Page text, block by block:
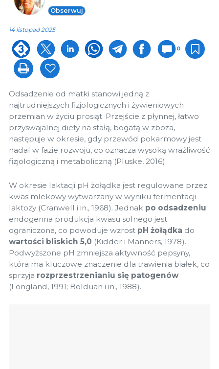
Obserwuj
14 listopad 2025
0
Odsadzenie od matki stanowi jedną z
najtrudniejszych fizjologicznych i żywieniowych
przemian w życiu prosiąt. Przejście z płynnej, łatwo
przyswajalnej diety na stałą, bogatą w zboża,
następuje w okresie, gdy przewód pokarmowy jest
nadal w fazie rozwoju, co oznacza wysoką wrażliwość
fizjologiczną i metaboliczną (Pluske, 2016).
W okresie laktacji pH żołądka jest regulowane przez
kwas mlekowy wytwarzany w wyniku fermentacji
laktozy (Cranwell i in., 1968). Jednak po odsadzeniu
endogenna produkcja kwasu solnego jest
ograniczona, co powoduje wzrost pH żołądka do
wartości bliskich 5,0 (Kidder i Manners, 1978).
Podwyższone pH zmniejsza aktywność pepsyny,
która ma kluczowe znaczenie dla trawienia białek, co
sprzyja rozprzestrzenianiu się patogenów
(Longland, 1991; Bolduan i in., 1988).